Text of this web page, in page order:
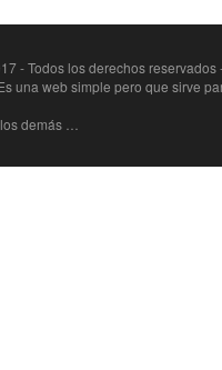
- Todos los derechos reservados
una web simple pero que sirve
demás …